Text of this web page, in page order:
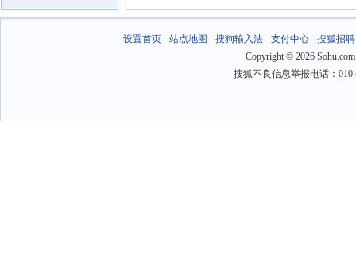
设置首页- 站点地图 - 搜狗输入法- 支付中心- 搜狐招聘
Copyright © 2026
搜狐不良信息举报电话：010